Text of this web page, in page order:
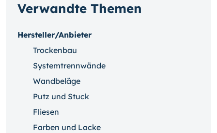
Verwandte Themen
Hersteller/Anbieter
Trockenbau
Systemtrennwände
Wandbeläge
Putz und Stuck
Fliesen
Farben und Lacke